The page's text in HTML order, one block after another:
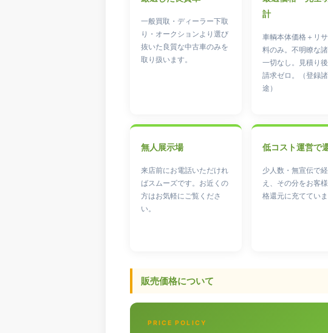
一般買取・ディーラー下取
り・オークションより選び
抜いた良質な中古車のみを
取り扱います。
計
車輌本体価格＋リ
料のみ。不明瞭な
一切なし。見積り
請求ゼロ。（登録
途）
無人展示場
来店前にお電話いただけれ
ばスムーズです。お近くの
方はお気軽にご覧くださ
い。
低コスト運営で
少人数・無宣伝で
え、その分をお客
格還元に充てていま
販売価格について
PRICE POLICY